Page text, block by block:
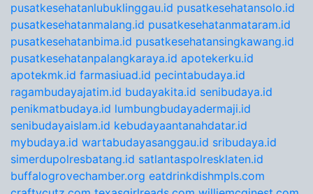
pusatkesehatanlubuklinggau.id pusatkesehatansolo.id
pusatkesehatanmalang.id pusatkesehatanmataram.id
pusatkesehatanbima.id pusatkesehatansingkawang.id
pusatkesehatanpalangkaraya.id apotekerku.id
apotekmk.id farmasiuad.id pecintabudaya.id
ragambudayajatim.id budayakita.id senibudaya.id
penikmatbudaya.id lumbungbudayadermaji.id
senibudayaislam.id kebudayaantanahdatar.id
mybudaya.id wartabudayasanggau.id sribudaya.id
simerdupolresbatang.id satlantaspolresklaten.id
buffalogrovechamber.org eatdrinkdishmpls.com